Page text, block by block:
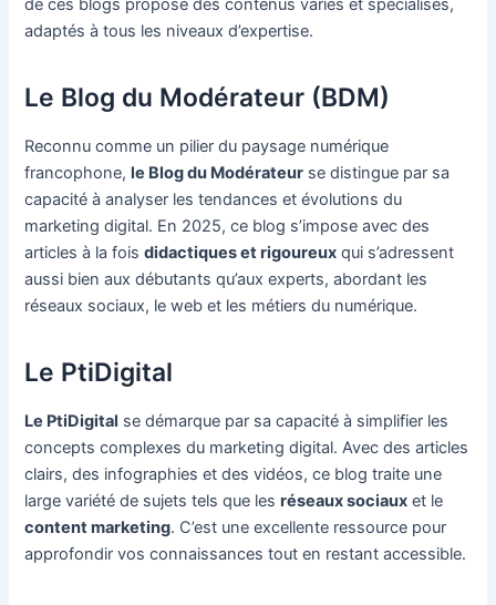
de ces blogs propose des contenus variés et spécialisés,
adaptés à tous les niveaux d’expertise.
Le Blog du Modérateur (BDM)
Reconnu comme un pilier du paysage numérique
francophone,le Blog du Modérateur se distingue par sa
capacité à analyser les tendances et évolutions du
marketing digital. En 2025, ce blog s’impose avec des
articles à la foisdidactiques et rigoureux qui s’adressent
aussi bien aux débutants qu’aux experts, abordant les
réseaux sociaux, le web et les métiers du numérique.
Le PtiDigital
Le PtiDigital se démarque par sa capacité à simplifier les
concepts complexes du marketing digital. Avec des articles
clairs, des infographies et des vidéos, ce blog traite une
large variété de sujets tels que lesréseaux sociaux et le
content marketing. C’est une excellente ressource pour
approfondir vos connaissances tout en restant accessible.